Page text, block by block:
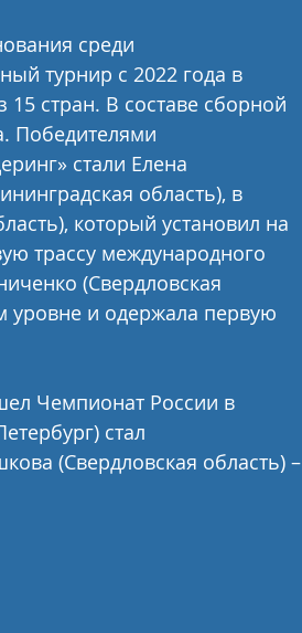
среди
турнир с 2022 года в
стран. В составе сборной
Победителями
стали Елена
область), в
который установил на
трассу международного
(Свердловская
уровне и одержала первую
Чемпионат России в
стал
(Свердловская область) –